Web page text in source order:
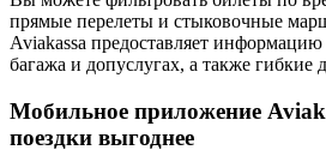
прямые перелеты и стыковочные
Aviakassa предоставляет
багажа и допуслугах, а также гибкие
Мобильное приложение
поездки выгоднее